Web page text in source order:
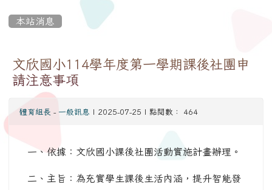
本站消息
文欣國小114學年度第一學期課後社團申
請注意事項
體育組長 - 一般訊息 | 2025-07-25 | 點閱數： 464
一、依據：文欣國小課後社團活動實施計畫辦理。
二、主旨：為充實學生課後生活內涵，提升智能發